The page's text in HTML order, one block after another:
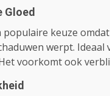
Gloed
keuze
werpt.
voorkomt ook